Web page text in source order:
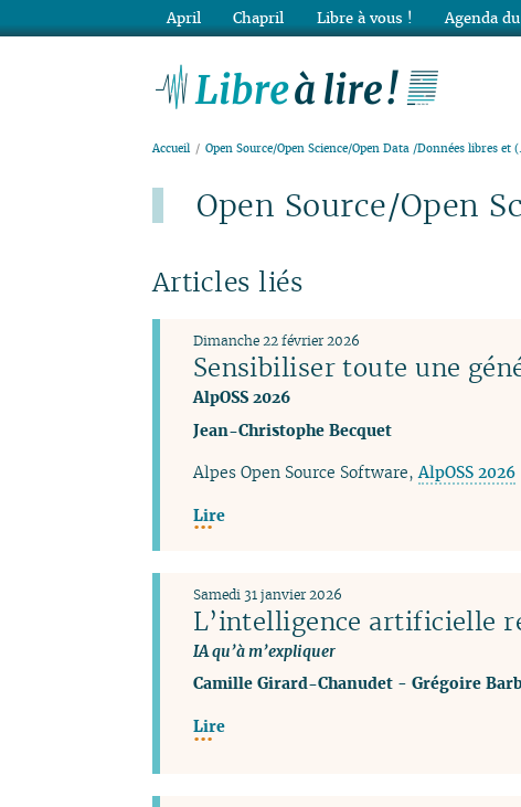
Accueil Open Source/Open Science/Open Data /Données libres et
Open Source/Open
Articles liés
Sensibiliser toute une
AlpOSS 2026
Dimanche 22 février 2026
Jean-Christophe Becquet
Alpes Open Source Software​,AlpOSS 2026
Lire
L’intelligence artificielle
IA qu’à m’expliquer
Samedi 31 janvier 2026
Camille Girard-Chanudet- Grégoire
Lire
April Chapril Libre à vous ! Agenda